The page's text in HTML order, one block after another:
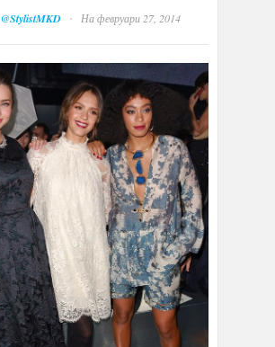
@StylistMKD · На февруари 27, 2014